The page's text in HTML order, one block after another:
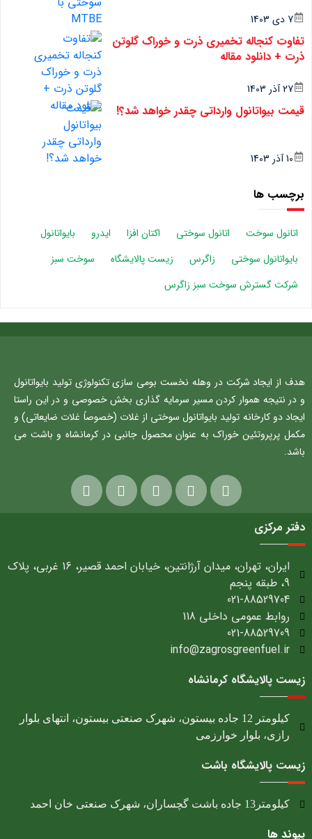
7 دی 1403
تفاوت کنجاله تخمیری ذرت و خوراک گلوتن
ذرت + دانلود مقاله
27 آذر 1403
قیمت بیواتانول وارداتی چقدر خواهد شد؟!
10 آذر 1403
برچسب ها
اتانول سوخت اتانول سوختی اکتان افزا ایدرو
بایواتانول
بایواتانول سوختی
زاگرس زیست پالایشگاه
سوخت سبز
شرکت گسترش سوخت سبز زاگرس
هدف از ایجاد شرکت در وهله نخست بومی سازی تکنولوژی تولید بایواتانول
و در نتیجه هموار کردن مسیر سرمایه گذاری بخش خصوصی و در این راستا
ایجاد دو کارخانه تولید بایواتانول سوختی از غلات (خصوصاً غلات ضایعاتی) و
مکمل پرپروتئین خوراک به عنوان محصول جانبی در کرمانشاه و باشت می
باشد.
دفتر مرکزی
ایران، تهران، میدان آرژانتین، خیابان احمد قصیر، 16 غربی، پلاک
9، طبقه پنجم
021-88529704
روابط عمومی داخلی 118
021-88529709
info@zagrosgreenfuel.ir​
زیست پالایشگاه کرمانشاه
کیلومتر 12 جاده بیستون، شهرک صنعتی بیستون، انتهای بلوار
رازی، بلوار خوارزمی
زیست پالایشگاه باشت
کیلومتر13 جاده باشت گچساران، شهرک صنعتی خان احمد
پیوند ها